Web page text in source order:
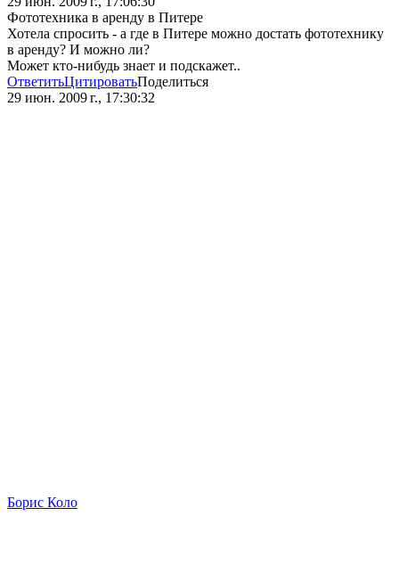
Фототехника в аренду в Питере
Хотела спросить - а где в Питере можно достать фототехнику
в аренду? И можно ли?
Может кто-нибудь знает и подскажет..
ОтветитьЦитироватьПоделиться
29 июн. 2009 г., 17:30:32
Борис Коло